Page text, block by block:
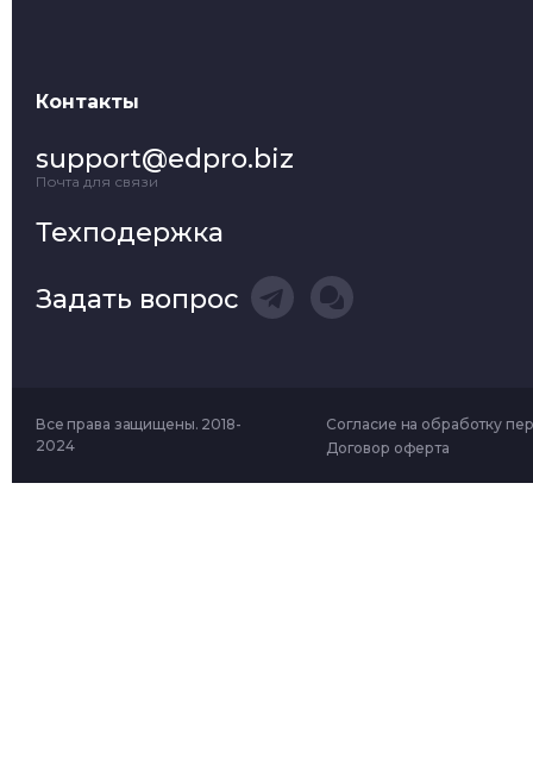
Контакты
support@edpro.biz
Почта для связи
Техподержка
Задать вопрос
Все права защищены. 2018-
2024
Согласие на обработку
Договор оферта